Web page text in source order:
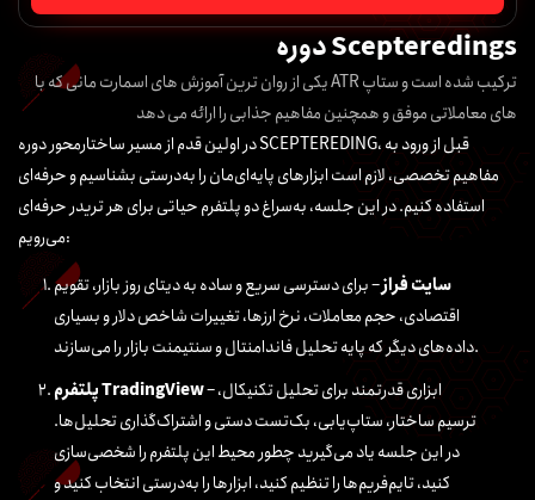
دوره Scepteredings
یکی از روان ترین آموزش های اسمارت مانی که با ATR ترکیب شده است و ستاپ
های معاملاتی موفق و همچنین مفاهیم جذابی را ارائه می دهد
در اولین قدم از مسیر ساختارمحور دوره SCEPTEREDING، قبل از ورود به
مفاهیم تخصصی، لازم است ابزارهای پایه‌ای‌مان را به‌درستی بشناسیم و حرفه‌ای
استفاده کنیم. در این جلسه، به‌سراغ دو پلتفرم حیاتی برای هر تریدر حرفه‌ای
می‌رویم:
سایت فراز– برای دسترسی سریع و ساده به دیتای روز بازار، تقویم
اقتصادی، حجم معاملات، نرخ ارزها، تغییرات شاخص دلار و بسیاری
داده‌های دیگر که پایه تحلیل فاندامنتال و سنتیمنت بازار را می‌سازند.
پلتفرمTradingView– ابزاری قدرتمند برای تحلیل تکنیکال،
ترسیم ساختار، ستاپ‌یابی، بک‌تست دستی و اشتراک‌گذاری تحلیل‌ها.
در این جلسه یاد می‌گیرید چطور محیط این پلتفرم را شخصی‌سازی
کنید، تایم‌فریم‌ها را تنظیم کنید، ابزارها را به‌درستی انتخاب کنید و